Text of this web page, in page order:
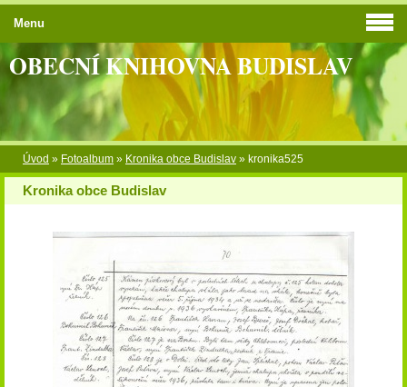
OBECNÍ KNIHOVNA BUDISLAV
Úvod » Fotoalbum » Kronika obce Budislav » kronika525
Kronika obce Budislav
Menu